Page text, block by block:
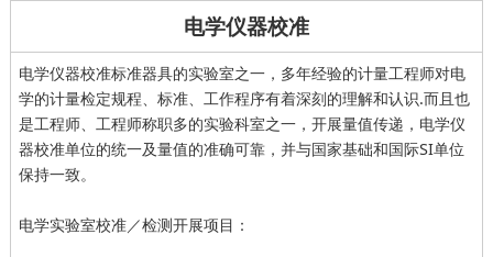
电学仪器校准
电学仪器校准标准器具的实验室之一，多年经验的计量工程师对电
学的计量检定规程、标准、工作程序有着深刻的理解和认识.而且也
是工程师、工程师称职多的实验科室之一，开展量值传递，电学仪
器校准单位的统一及量值的准确可靠，并与国家基础和国际SI单位
保持一致。
电学实验室校准／检测开展项目：